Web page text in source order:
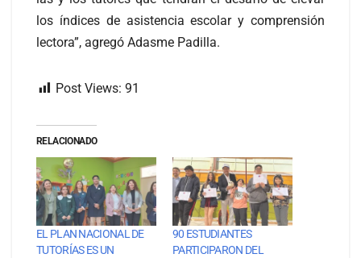
los índices de asistencia escolar y comprensión
lectora”, agregó Adasme Padilla.
Post Views: 91
RELACIONADO
EL PLAN NACIONAL DE
TUTORÍAS ES UN
90 ESTUDIANTES
PARTICIPARON DEL